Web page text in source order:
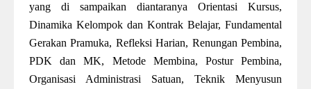
yang di sampaikan diantaranya Orientasi Kursus,
Dinamika Kelompok dan Kontrak Belajar, Fundamental
Gerakan Pramuka, Refleksi Harian, Renungan Pembina,
PDK dan MK, Metode Membina, Postur Pembina,
Organisasi Administrasi Satuan, Teknik Menyusun